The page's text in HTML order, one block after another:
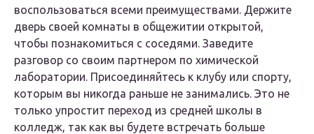
воспользоваться всеми преимуществами. Держите
дверь своей комнаты в общежитии открытой,
чтобы познакомиться с соседями. Заведите
разговор со своим партнером по химической
лаборатории. Присоединяйтесь к клубу или спорту,
которым вы никогда раньше не занимались. Это не
только упростит переход из средней школы в
колледж, так как вы будете встречать больше